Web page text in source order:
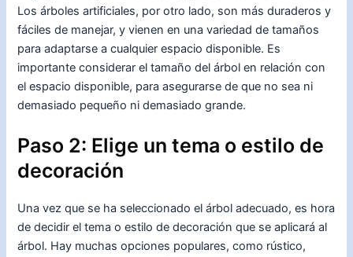
Los árboles artificiales, por otro lado, son más duraderos y
fáciles de manejar, y vienen en una variedad de tamaños
para adaptarse a cualquier espacio disponible. Es
importante considerar el tamaño del árbol en relación con
el espacio disponible, para asegurarse de que no sea ni
demasiado pequeño ni demasiado grande.
Paso 2: Elige un tema o estilo de
decoración
Una vez que se ha seleccionado el árbol adecuado, es hora
de decidir el tema o estilo de decoración que se aplicará al
árbol. Hay muchas opciones populares, como rústico,